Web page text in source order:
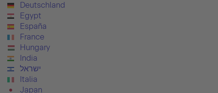
Deutschland
Egypt
España
France
Hungary
India
ישראל
Italia
Japan